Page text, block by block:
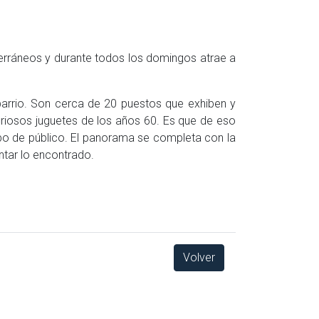
y durante todos los domingos atrae a
Son cerca de 20 puestos que exhiben y
juguetes de los años 60. Es que de eso
de público. El panorama se completa con la
lo encontrado.
Volver